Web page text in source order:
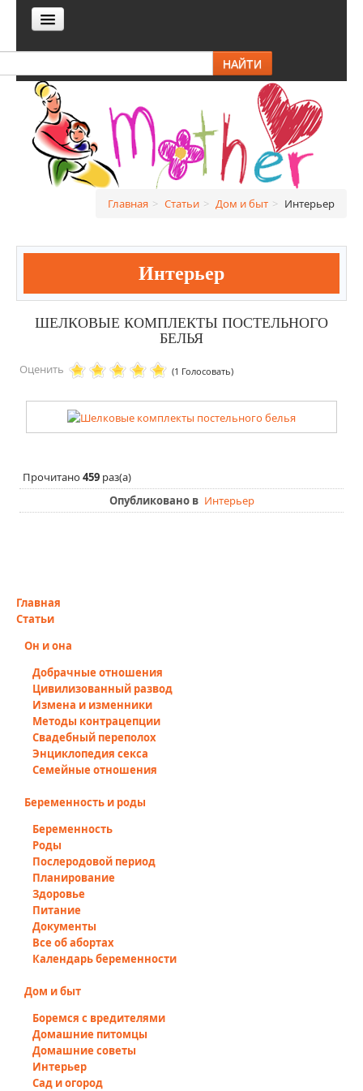
СТАТЬИ
Он и она
Беременность и роды
Дом и быт
Домашние питомцы
Домашние советы
Здоровье и отдых
Косметология
ПОИСК ПО САЙТУ
НАЙТИ
Главная > Статьи > Дом и быт > Интерьер
Интерьер
ШЕЛКОВЫЕ КОМПЛЕКТЫ ПОСТЕЛЬНОГО
БЕЛЬЯ
Оценить (1 Голосовать)
Прочитано459 раз(а)
Опубликовано в Интерьер
Главная
Статьи
Он и она
Добрачные отношения
Цивилизованный развод
Измена и изменники
Методы контрацепции
Свадебный переполох
Энциклопедия секса
Семейные отношения
Беременность и роды
Беременность
Роды
Послеродовой период
Планирование
Здоровье
Питание
Документы
Все об абортах
Календарь беременности
Дом и быт
Боремся с вредителями
Домашние питомцы
Домашние советы
Интерьер
Сад и огород